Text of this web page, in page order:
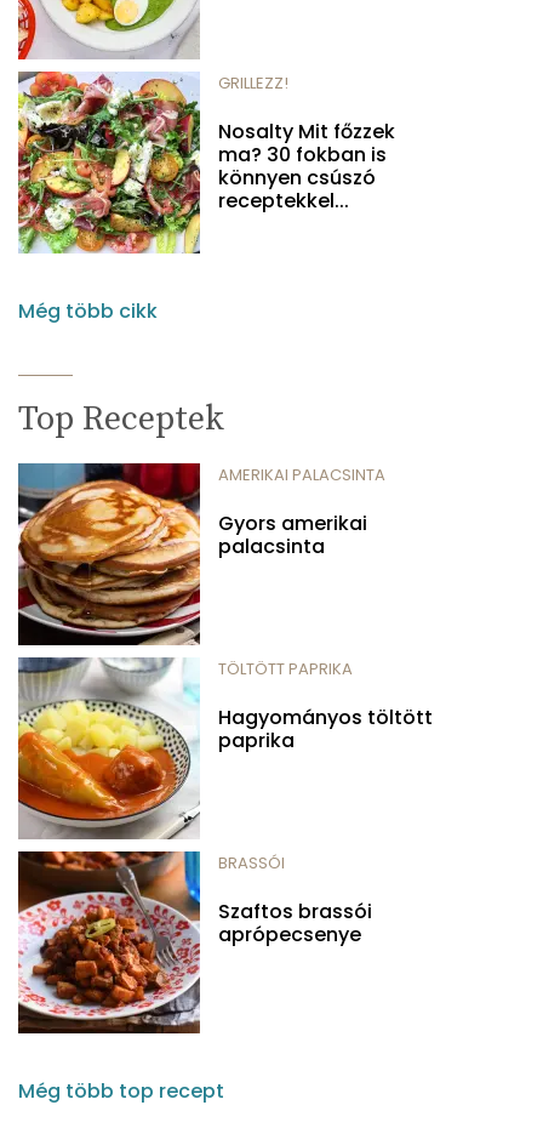
GRILLEZZ!
Nosalty Mit főzzek
ma? 30 fokban is
könnyen csúszó
receptekkel...
Még több cikk
Top Receptek
AMERIKAI PALACSINTA
Gyors amerikai
palacsinta
TÖLTÖTT PAPRIKA
Hagyományos töltött
paprika
BRASSÓI
Szaftos brassói
aprópecsenye
Még több top recept